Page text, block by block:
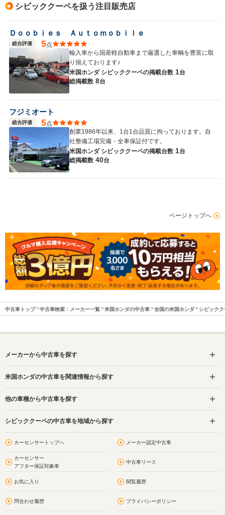
シビッククーペを扱う注目販売店
Ｄｏｏｂｉｅｓ Ａｕｔｏｍｏｂｉｌｅ
総合評価 5点
輸入車から国産軽自動車まで厳選した車輌を豊富に取
り揃えております♪
米国ホンダ シビッククーペの掲載台数 1台
総掲載数 8台
フジミオート
総合評価 5点
創業1986年以来、1台1台品質に拘っております。自
社整備工場完備・全車保証付です。
米国ホンダ シビッククーペの掲載台数 1台
総掲載数 40台
ページトップへ
中古車トップ 中古車検索：メーカー一覧 米国ホンダの中古車 全国の米国ホンダ シビック
メーカーから中古車を探す
米国ホンダの中古車を関連情報から探す
他の車種から中古車を探す
シビッククーペの中古車を地域から探す
カーセンサートップへ メーカー認定中古車
カーセンサー
アフター保証対象車
中古車リース
お気に入り 閲覧履歴
問合わせ履歴 プライバシーポリシー